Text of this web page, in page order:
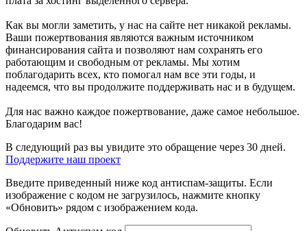
Как вы могли заметить, у нас на сайте нет никакой рекламы.
Ваши пожертвования являются важным источником
финансирования сайта и позволяют нам сохранять его
работающим и свободным от рекламы. Мы хотим
поблагодарить всех, кто помогал нам все эти годы, и
надеемся, что вы продолжите поддерживать нас и в будущем.
Для нас важно каждое пожертвование, даже самое небольшое.
Благодарим вас!
В следующий раз вы увидите это обращение через 30 дней.
Поддержите наш проект
Введите приведенный ниже код антиспам-защиты. Если
изображение с кодом не загрузилось, нажмите кнопку
«Обновить» рядом с изображением кода.